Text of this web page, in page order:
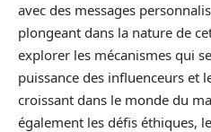
avec des messages
plongeant dans la nature de
explorer les mécanismes qui
puissance des influenceurs et
croissant dans le monde du
également les défis éthiques,